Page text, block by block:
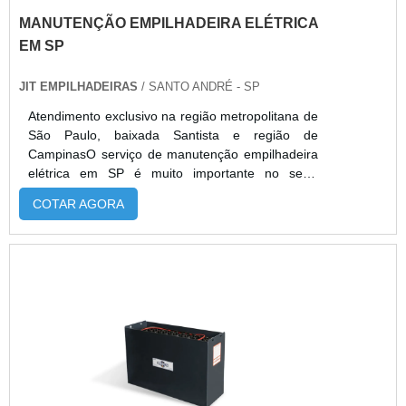
MANUTENÇÃO EMPILHADEIRA ELÉTRICA
EM SP
JIT EMPILHADEIRAS / SANTO ANDRÉ - SP
Atendimento exclusivo na região metropolitana de
São Paulo, baixada Santista e região de
CampinasO serviço de manutenção empilhadeira
elétrica em SP é muito importante no setor
industrial, uma vez que as empilhadeiras são
utilizada em longos períodos de operações
assim, a manutenção serve para que o produto
garantir que o equipamento não cause problemas
durante o uso no futuro. Dessa forma, durante o
serviço, é realizada a verificação das das peças
de forma que estejam em bom estado.Saiba quais
os benefícios do serviço de manutenção Evita
COTAR AGORA